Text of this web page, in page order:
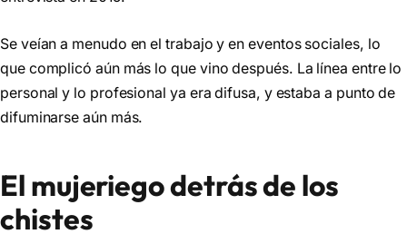
Se veían a menudo en el trabajo y en eventos sociales, lo
que complicó aún más lo que vino después. La línea entre lo
personal y lo profesional ya era difusa, y estaba a punto de
difuminarse aún más.
El mujeriego detrás de los
chistes